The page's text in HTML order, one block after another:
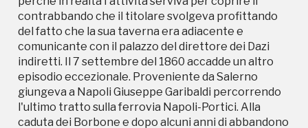
contrabbando che il titolare svolgeva profittando
del fatto che la sua taverna era adiacente e
comunicante con il palazzo del direttore dei Dazi
indiretti. Il 7 settembre del 1860 accadde un altro
episodio eccezionale. Proveniente da Salerno
giungeva a Napoli Giuseppe Garibaldi percorrendo
l'ultimo tratto sulla ferrovia Napoli-Portici. Alla
caduta dei Borbone e dopo alcuni anni di abbandono
realizzare un Teatro che chiamò Italia. La
candidatura a I luoghi del Cuore nasce come
ulteriore tentativo della Associazione Informazione
Giovani Europa per evitare di perderne la memoria.
Già oggi, se chiedete in giro, nessuno sa dirvi che
quel rudere sbarrato di Corso Garibaldi, tutto tufo e
vegetazione selvatica, posto tra la Circumvesuviana
e la sede della 2 Municipalità del Comune di Napoli, è
la Stazione Bayard. Da anni l'A.I.G.E. porta avanti un